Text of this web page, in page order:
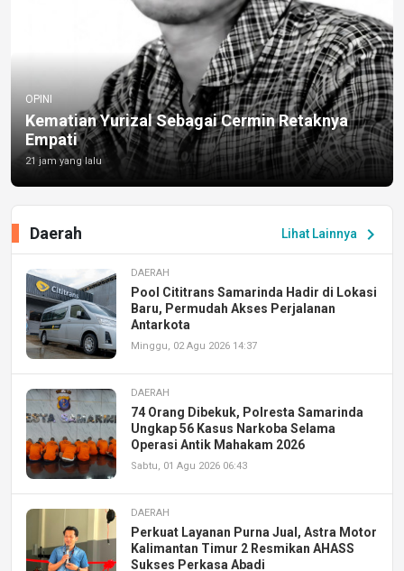
OPINI
Kematian Yurizal Sebagai Cermin Retaknya
Empati
21 jam yang lalu
Lihat Lainnya chevron_right
Daerah
DAERAH
Pool Cititrans Samarinda Hadir di Lokasi
Baru, Permudah Akses Perjalanan
Antarkota
Minggu, 02 Agu 2026 14:37
DAERAH
74 Orang Dibekuk, Polresta Samarinda
Ungkap 56 Kasus Narkoba Selama
Operasi Antik Mahakam 2026
Sabtu, 01 Agu 2026 06:43
DAERAH
Perkuat Layanan Purna Jual, Astra Motor
Kalimantan Timur 2 Resmikan AHASS
Sukses Perkasa Abadi